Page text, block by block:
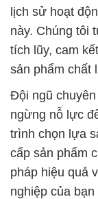
lịch sử hoạt
này. Chúng tôi
tích lũy, cam
sản phẩm chất
Đội ngũ
ngừng nỗ lực
trình chọn lựa
cấp sản phẩm
pháp hiệu quả
nghiệp của